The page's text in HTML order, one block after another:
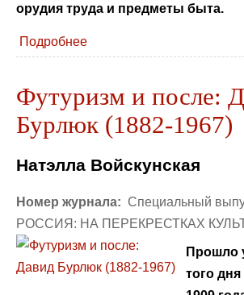
орудия труда и предметы быта.
Подробнее
Футуризм и после:
Бурлюк (1882-1967)
Натэлла Войскунская
Номер журнала: Специальный
РОССИЯ: НА ПЕРЕКРЕСТКАХ
Прошло
того